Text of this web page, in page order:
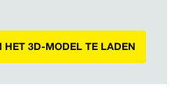
HET 3D-MODEL TE LADEN